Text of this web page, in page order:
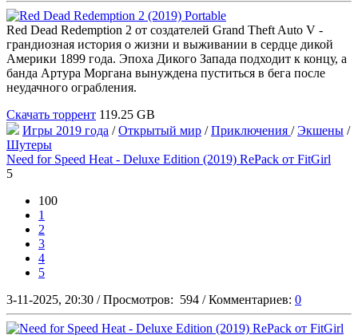
Red Dead Redemption 2 от создателей Grand Theft Auto V -
грандиозная история о жизни и выживании в сердце дикой
Америки 1899 года. Эпоха Дикого Запада подходит к концу, а
банда Артура Моргана вынуждена пуститься в бега после
неудачного ограбления.
Скачать торрент 119.25 GB
Игры 2019 года /Открытый мир /Приключения /Экшены /
Шутеры
Need for Speed Heat - Deluxe Edition (2019) RePack от FitGirl
5
100
1
2
3
4
5
3-11-2025, 20:30 / Просмотров: 594 / Комментариев: 0